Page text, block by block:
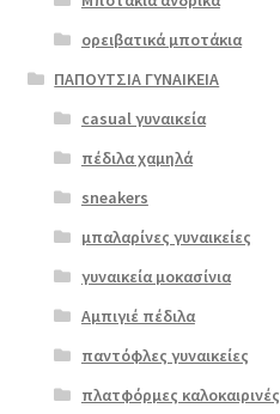
€72.00.
προϊόντος
ορειβατικά μποτάκια
ΠΑΠΟΥΤΣΙΑ ΓΥΝΑΙΚΕΙΑ
casual γυναικεία
πέδιλα χαμηλά
sneakers
μπαλαρίνες γυναικείες
γυναικεία μοκασίνια
Αμπιγιέ πέδιλα
παντόφλες γυναικείες
πλατφόρμες καλοκαιρινές